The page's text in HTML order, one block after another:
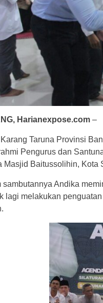
Harianexpose.com –
Taruna Provinsi
Pengurus dan
Masjid Baitussolihin, Kota
sambutannya Andika
lagi melakukan